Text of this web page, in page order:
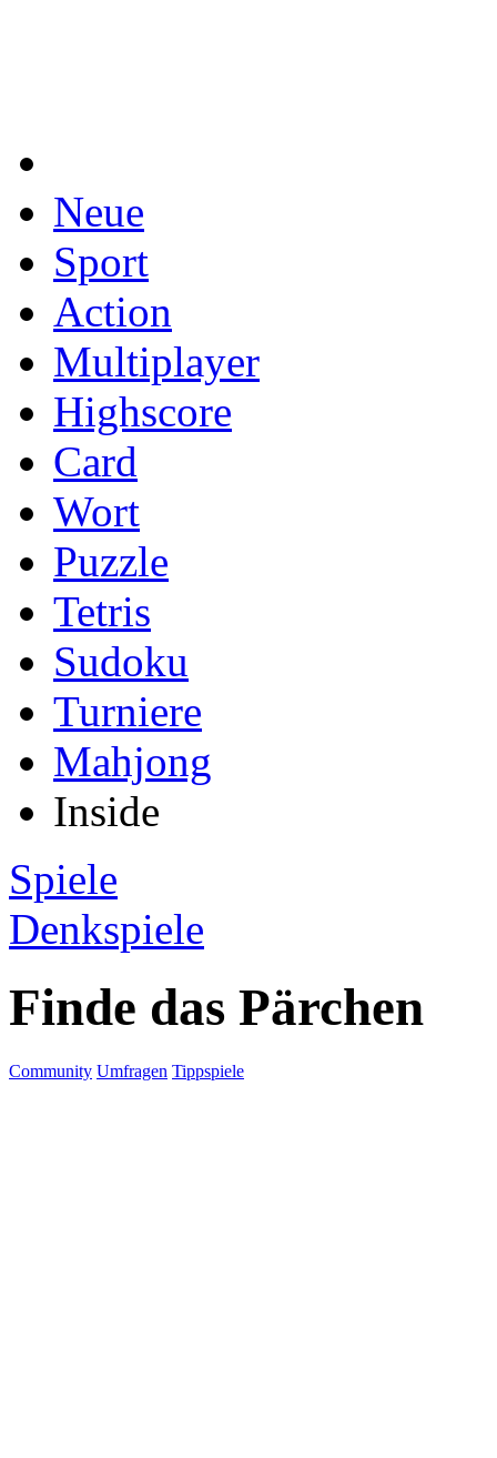
Neue
Sport
Action
Multiplayer
Highscore
Card
Wort
Puzzle
Tetris
Sudoku
Turniere
Mahjong
Inside
Spiele
Denkspiele
Finde das Pärchen
Community Umfragen Tippspiele